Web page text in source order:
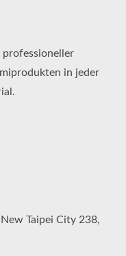
professioneller
in jeder
Taipei City 238,